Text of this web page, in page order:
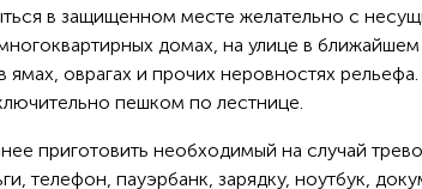
в защищенном месте желательно с
домах, на улице в
ямах, оврагах и прочих неровностях
пешком по лестнице.
приготовить необходимый на случай
телефон, пауэрбанк, зарядку, ноутбук,